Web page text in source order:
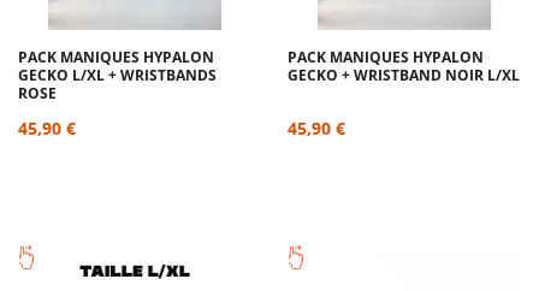
PACK MANIQUES HYPALON
GECKO L/XL + WRISTBANDS
ROSE
45,90 €
PACK MANIQUES HYPALON
GECKO + WRISTBAND NOIR L/XL
45,90 €